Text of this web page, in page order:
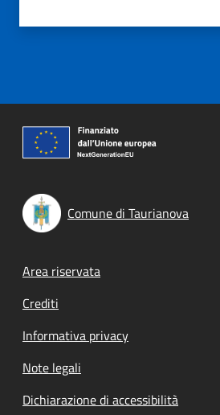
Comune di Taurianova
Footer menu
Area riservata
Crediti
Informativa privacy
Note legali
Dichiarazione di accessibilità